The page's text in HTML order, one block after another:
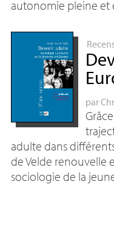
autonomie pleine et
par
adulte dans
de Velde renouvelle
sociologie de la